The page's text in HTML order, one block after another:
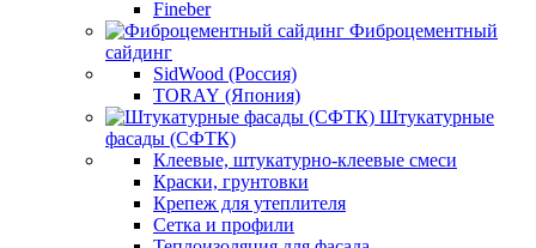
Fineber
Фиброцементный
сайдинг
SidWood (Россия)
TORAY (Япония)
Штукатурные
фасады (СФТК)
Клеевые, штукатурно-клеевые смеси
Краски, грунтовки
Крепеж для утеплителя
Сетка и профили